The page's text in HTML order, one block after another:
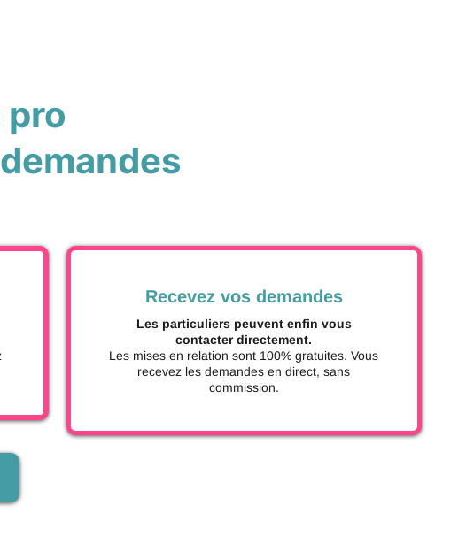
Recevez vos demandes
Les particuliers peuvent enfin vous
contacter directement.
Les mises en relation sont 100% gratuites. Vous
recevez les demandes en direct, sans
commission.